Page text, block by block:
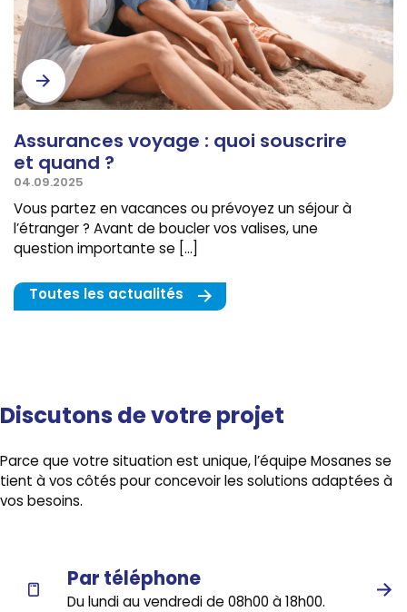
Assurances voyage : quoi souscrire
et quand ?
04.09.2025
Vous partez en vacances ou prévoyez un séjour à
l’étranger ? Avant de boucler vos valises, une
question importante se […]
Toutes les actualités
Discutons de votre projet
Parce que votre situation est unique, l’équipe Mosanes se
tient à vos côtés pour concevoir les solutions adaptées à
vos besoins.
Par téléphone
Du lundi au vendredi de 08h00 à 18h00.